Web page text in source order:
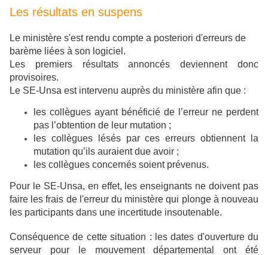
Les résultats en suspens
Le ministère s'est rendu compte a posteriori d'erreurs de
barème liées à son logiciel.
Les premiers résultats annoncés deviennent donc
provisoires.
Le SE-Unsa est intervenu auprès du ministère afin que :
les collègues ayant bénéficié de l’erreur ne perdent
pas l’obtention de leur mutation ;
les collègues lésés par ces erreurs obtiennent la
mutation qu’ils auraient due avoir ;
les collègues concernés soient prévenus.
Pour le SE-Unsa, en effet, les enseignants ne doivent pas
faire les frais de l'erreur du ministère qui plonge à nouveau
les participants dans une incertitude insoutenable.
Conséquence de cette situation : les dates d'ouverture du
serveur pour le mouvement départemental ont été